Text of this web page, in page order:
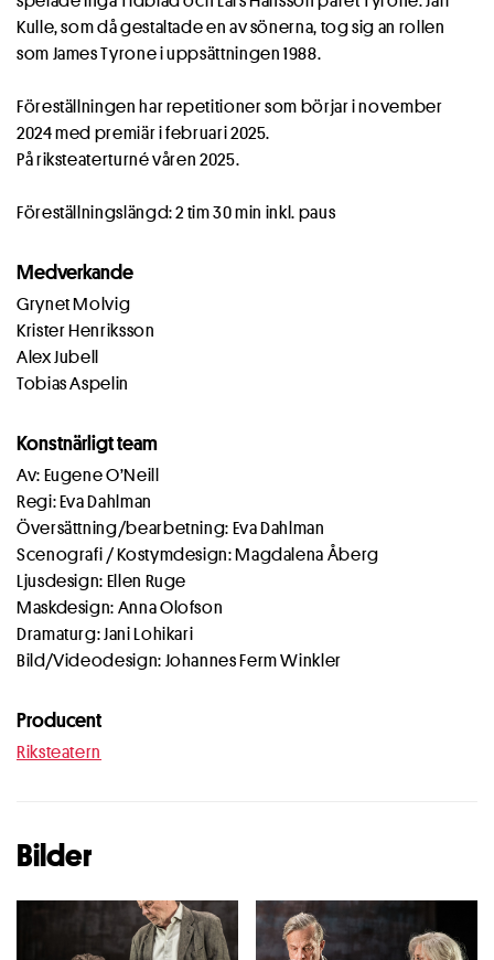
Kulle, som då gestaltade en av sönerna, tog sig an rollen
som James Tyrone i uppsättningen 1988.
Föreställningen har repetitioner som börjar i november
2024 med premiär i februari 2025.
På riksteaterturné våren 2025.
Föreställningslängd: 2 tim 30 min inkl. paus
Medverkande
Grynet Molvig
Krister Henriksson
Alex Jubell
Tobias Aspelin
Konstnärligt team
Av: Eugene O’Neill
Regi: Eva Dahlman
Översättning/bearbetning: Eva Dahlman
Scenografi / Kostymdesign: Magdalena Åberg
Ljusdesign: Ellen Ruge
Maskdesign: Anna Olofson
Dramaturg: Jani Lohikari
Bild/Videodesign: Johannes Ferm Winkler
Producent
Riksteatern
Bilder